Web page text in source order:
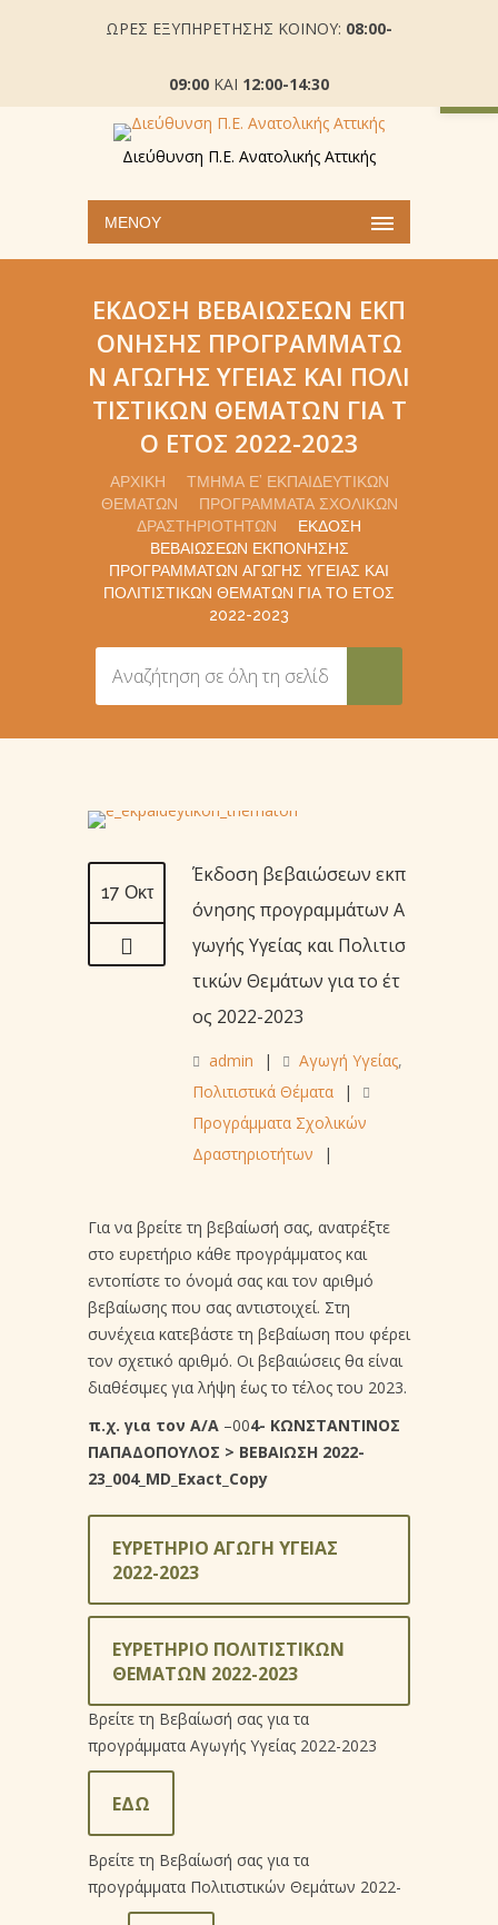
ΩΡΕΣ ΕΞΥΠΗΡΕΤΗΣΗΣ ΚΟΙΝΟΥ: 08:00-
09:00 ΚΑΙ 12:00-14:30
Διεύθυνση Π.Ε. Ανατολικής Αττικής
ΜΕΝΟΎ
ΈΚΔΟΣΗ ΒΕΒΑΙΏΣΕΩΝ ΕΚΠ
ΌΝΗΣΗΣ ΠΡΟΓΡΑΜΜΆΤΩ
Ν ΑΓΩΓΉΣ ΥΓΕΊΑΣ ΚΑΙ ΠΟΛΙ
ΤΙΣΤΙΚΏΝ ΘΕΜΆΤΩΝ ΓΙΑ Τ
Ο ΈΤΟΣ 2022-2023
ΑΡΧΙΚΉ
ΤΜΉΜΑ Ε’ ΕΚΠΑΙΔΕΥΤΙΚΏΝ
ΘΕΜΆΤΩΝ
ΠΡΟΓΡΆΜΜΑΤΑ ΣΧΟΛΙΚΏΝ
ΔΡΑΣΤΗΡΙΟΤΉΤΩΝ
ΈΚΔΟΣΗ
ΒΕΒΑΙΏΣΕΩΝ ΕΚΠΌΝΗΣΗΣ
ΠΡΟΓΡΑΜΜΆΤΩΝ ΑΓΩΓΉΣ ΥΓΕΊΑΣ ΚΑΙ
ΠΟΛΙΤΙΣΤΙΚΏΝ ΘΕΜΆΤΩΝ ΓΙΑ ΤΟ ΈΤΟΣ
2022-2023
17 Οκτ
Έκδοση βεβαιώσεων εκπ
όνησης προγραμμάτων Α
γωγής Υγείας και Πολιτισ
τικών Θεμάτων για το έτ
ος 2022-2023
admin | Αγωγή Υγείας,
Πολιτιστικά Θέματα
|
Προγράμματα Σχολικών
Δραστηριοτήτων
|
Για να βρείτε τη βεβαίωσή σας, ανατρέξτε
στο ευρετήριο κάθε προγράμματος και
εντοπίστε το όνομά σας και τον αριθμό
βεβαίωσης που σας αντιστοιχεί. Στη
συνέχεια κατεβάστε τη βεβαίωση που φέρει
τον σχετικό αριθμό. Οι βεβαιώσεις θα είναι
διαθέσιμες για λήψη έως το τέλος του 2023.
π.χ. για τον Α/Α –004- ΚΩΝΣΤΑΝΤΙΝΟΣ
ΠΑΠΑΔΟΠΟΥΛΟΣ > ΒΕΒΑΙΩΣΗ 2022-
23_004_MD_Exact_Copy
ΕΥΡΕΤΗΡΙΟ ΑΓΩΓΗ ΥΓΕΙΑΣ
2022-2023
ΕΥΡΕΤΗΡΙΟ ΠΟΛΙΤΙΣΤΙΚΩΝ
ΘΕΜΑΤΩΝ 2022-2023
Βρείτε τη Βεβαίωσή σας για τα
προγράμματα Αγωγής Υγείας 2022-2023
ΕΔΩ
Βρείτε τη Βεβαίωσή σας για τα
προγράμματα Πολιτιστικών Θεμάτων 2022-